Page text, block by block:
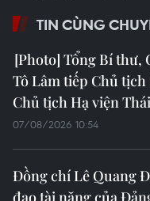
TIN CÙNG
Tổng Bí thư,
Tô Lâm tiếp Chủ
Chủ tịch Hạ viện
07/08/2026 10:54
Đồng chí Lê Quang
đạo tài năng của